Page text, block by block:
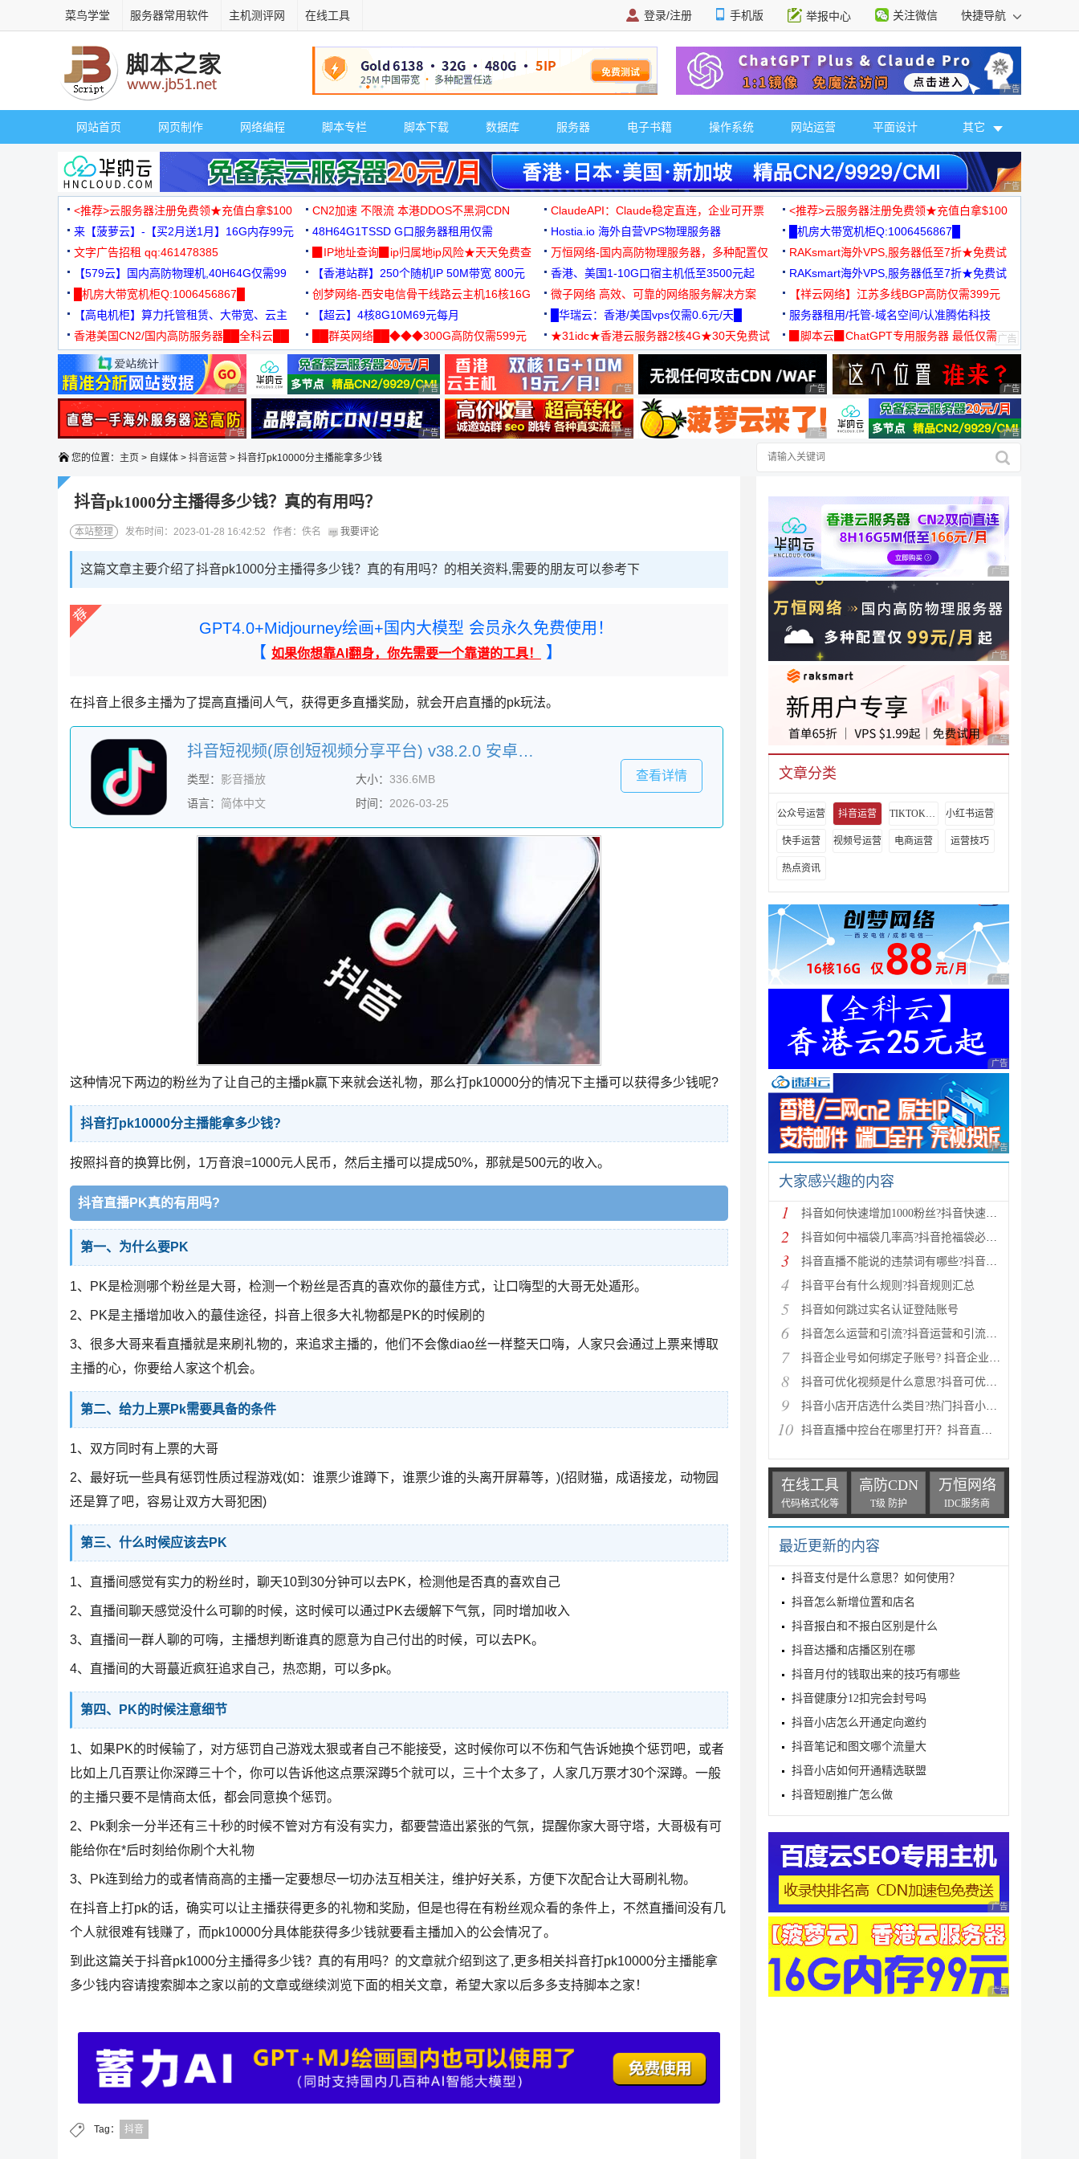
菜鸟学堂 服务器常用软件 主机测评网 在线工具 登录/注册 手机版 举报中心 关注微信 快捷导航
广告 商业广告，理性选择 广告 商业广告，理
网站首页 网页制作 网络编程 脚本专栏 脚本下载 数据库 服务器 电子书籍 操作系统 网站运营 平面设计 其它
广告 商业广告，理
<推荐>云服务器注册免费领★充值白拿$100 CN2加速 不限流 本港DDOS不黑洞CDN ClaudeAPI：Claude稳定直连，企业可开票
<推荐>云服务器注册免费领★充值白拿$100
来【菠萝云】-【买2月送1月】16G内存99元
48H64G1TSSD G口服务器租用仅需
3000+可免费测试
Hostia.io 海外自营VPS物理服务器
█机房大带宽机柜Q:1006456867█
文字广告招租 qq:461478385
▉IP地址查询▉ip归属地ip风险★天天免费查
万恒网络-国内高防物理服务器，多种配置仅
99元/月起
RAKsmart海外VPS,服务器低至7折★免费试
用★
【579云】国内高防物理机,40H64G仅需99
元
【香港站群】250个随机IP 50M带宽 800元 香港、美国1-10G口宿主机低至3500元起
RAKsmart海外VPS,服务器低至7折★免费试
用★
█机房大带宽机柜Q:1006456867█
创梦网络-西安电信骨干线路云主机16核16G
88元/月
微子网络 高效、可靠的网络服务解决方案
【祥云网络】江苏多线BGP高防仅需399元
【高电机柜】算力托管租赁、大带宽、云主
机
【超云】4核8G10M69元每月 █华瑞云：香港/美国vps仅需0.6元/天█
服务器租用/托管-域名空间/认准腾佑科技
香港美国CN2/国内高防服务器██全科云██
██群英网络██◆◆◆300G高防仅需599元
◆◆◆
★31idc★香港云服务器2核4G★30天免费试
用◆
▉脚本云▉ChatGPT专用服务器 最低仅需
19元/月
广告 商业广告，理性选择 广告 商业广告，理性选择 广告 商业广告，理性选择 广告 商业广告，理性选择 广告 商业广告，理
广告 商业广告，理性选择 广告 商业广告，理性选择 广告 商业广告，理性选择 广告 商业广告，理性选择 广告 商业广告，理
您的位置： 主页 > 自媒体 > 抖音运营 > 抖音打pk10000分主播能拿多少钱
抖音pk1000分主播得多少钱？真的有用吗？
本站整理 发布时间：2023-01-28 16:42:52 作者：佚名 我要评论
这篇文章主要介绍了抖音pk1000分主播得多少钱？真的有用吗？的相关资料,需要的朋友可以参考下
GPT4.0+Midjourney绘画+国内大模型 会员永久免费使用！
【 如果你想靠AI翻身，你先需要一个靠谱的工具！ 】
在抖音上很多主播为了提高直播间人气，获得更多直播奖励，就会开启直播的pk玩法。
抖音短视频(原创短视频分享平台) v38.2.0 安卓手机版
类型： 影音播放 大小： 336.6MB
语言： 简体中文 时间： 2026-03-25
查看详情
这种情况下两边的粉丝为了让自己的主播pk赢下来就会送礼物，那么打pk10000分的情况下主播可以获得多少钱呢?
抖音打pk10000分主播能拿多少钱?
按照抖音的换算比例，1万音浪=1000元人民币，然后主播可以提成50%，那就是500元的收入。
抖音直播PK真的有用吗?
第一、为什么要PK
1、PK是检测哪个粉丝是大哥，检测一个粉丝是否真的喜欢你的蕞佳方式，让口嗨型的大哥无处遁形。
2、PK是主播增加收入的蕞佳途径，抖音上很多大礼物都是PK的时候刷的
3、很多大哥来看直播就是来刷礼物的，来追求主播的，他们不会像diao丝一样整天口嗨，人家只会通过上票来博取
主播的心，你要给人家这个机会。
第二、给力上票Pk需要具备的条件
1、双方同时有上票的大哥
2、最好玩一些具有惩罚性质过程游戏(如：谁票少谁蹲下，谁票少谁的头离开屏幕等，)(招财猫，成语接龙，动物园
还是算了吧，容易让双方大哥犯困)
第三、什么时候应该去PK
1、直播间感觉有实力的粉丝时，聊天10到30分钟可以去PK，检测他是否真的喜欢自己
2、直播间聊天感觉没什么可聊的时候，这时候可以通过PK去缓解下气氛，同时增加收入
3、直播间一群人聊的可嗨，主播想判断谁真的愿意为自己付出的时候，可以去PK。
4、直播间的大哥蕞近疯狂追求自己，热恋期，可以多pk。
第四、PK的时候注意细节
1、如果PK的时候输了，对方惩罚自己游戏太狠或者自己不能接受，这时候你可以不伤和气告诉她换个惩罚吧，或者
比如上几百票让你深蹲三十个，你可以告诉他这点票深蹲5个就可以，三十个太多了，人家几万票才30个深蹲。一般
的主播只要不是情商太低，都会同意换个惩罚。
2、Pk剩余一分半还有三十秒的时候不管对方有没有实力，都要营造出紧张的气氛，提醒你家大哥守塔，大哥极有可
能给你在*后时刻给你刷个大礼物
3、Pk连到给力的或者情商高的主播一定要想尽一切办法互相关注，维护好关系，方便下次配合让大哥刷礼物。
在抖音上打pk的话，确实可以让主播获得更多的礼物和奖励，但是也得在有粉丝观众看的条件上，不然直播间没有几
个人就很难有钱赚了，而pk10000分具体能获得多少钱就要看主播加入的公会情况了。
到此这篇关于抖音pk1000分主播得多少钱？真的有用吗？的文章就介绍到这了,更多相关抖音打pk10000分主播能拿
多少钱内容请搜索脚本之家以前的文章或继续浏览下面的相关文章，希望大家以后多多支持脚本之家！
Tag： 抖音
广告 商业广告，理性
广告 商业广告，理性
广告 商业广告，理性
文章分类
公众号运营 抖音运营 TIKTOK运营 小红书运营
快手运营 视频号运营 电商运营 运营技巧
热点资讯
广告 商业广告，理性
广告 商业广告，理性
广告 商业广告，理性
大家感兴趣的内容
1 抖音如何快速增加1000粉丝?抖音快速涨粉方法
2 抖音如何中福袋几率高?抖音抢福袋必中技巧
3 抖音直播不能说的违禁词有哪些?抖音直播禁忌词大全
4 抖音平台有什么规则?抖音规则汇总
5 抖音如何跳过实名认证登陆账号
6 抖音怎么运营和引流?抖音运营和引流方法
7 抖音企业号如何绑定子账号? 抖音企业账号绑定子账号的
8 抖音可优化视频是什么意思?抖音可优化视频处理方法
9 抖音小店开店选什么类目?热门抖音小店类目一览表
10 抖音直播中控台在哪里打开？抖音直播中控台怎么做链接
在线工具
代码格式化等
高防CDN
T级 防护
万恒网络
IDC服务商
最近更新的内容
抖音支付是什么意思？如何使用？
抖音怎么新增位置和店名
抖音报白和不报白区别是什么
抖音达播和店播区别在哪
抖音月付的钱取出来的技巧有哪些
抖音健康分12扣完会封号吗
抖音小店怎么开通定向邀约
抖音笔记和图文哪个流量大
抖音小店如何开通精选联盟
抖音短剧推广怎么做
广告 商业广告，理性
广告 商业广告，理性